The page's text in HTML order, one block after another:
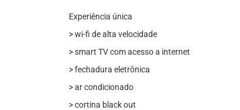
Experiência única
> wi-fi de alta velocidade
> smart TV com acesso a internet
> fechadura eletrônica
> ar condicionado
> cortina black out